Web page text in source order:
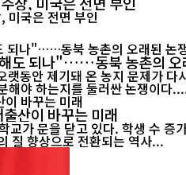
도 되나"……동북 농촌의 오
동안 제기돼 온 농지 문제가
해야 하는지를 둘러싼 논쟁이다
산이 바꾸는 미래
가 문을 닫고 있다. 학생 수
질 향상으로 전환되는 역사...